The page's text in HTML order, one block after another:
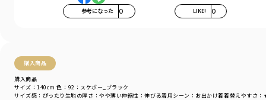
参考になった 0 LIKE! 0
購入商品
購入商品
サイズ感 ：ぴったり 生地の厚さ ：やや薄い伸縮性 ：伸びる着用シーン ：お出かけ着着替えやすさ
サイズ：140cm 色：92：スケボー_ブラック
／アウトレット
／トップス>長袖Tシャツ・7分袖Tシャツ